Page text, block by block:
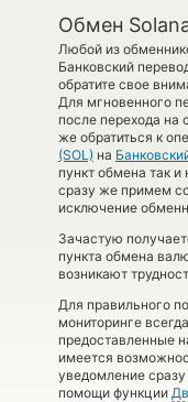
Обмен
Любой из
Банковский
обратите свое
Для мгновенного
после перехода на
же обратиться к
(SOL) на
пункт обмена так
сразу же примем
исключение
Зачастую
пункта обмена
возникают
Для правильного
мониторинге
предоставленные
имеется
уведомление сразу
помощи функции